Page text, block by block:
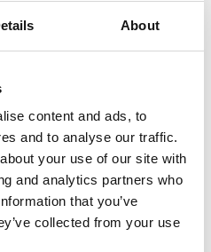
About
content and ads, to
and to analyse our traffic.
your use of our site with
and analytics partners who
that you’ve
collected from your use
anfragen